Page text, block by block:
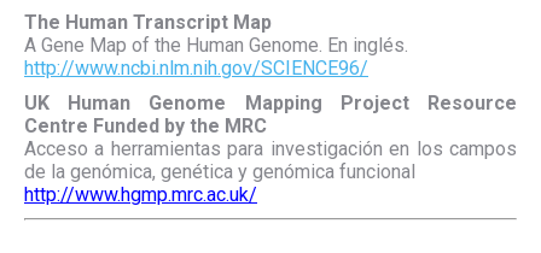
The Human Transcript Map
A Gene Map of the Human Genome. En inglés.
http://www.ncbi.nlm.nih.gov/SCIENCE96/
UK Human Genome Mapping Project Resource
Centre Funded by the MRC
Acceso a herramientas para investigación en los campos
de la genómica, genética y genómica funcional
http://www.hgmp.mrc.ac.uk/